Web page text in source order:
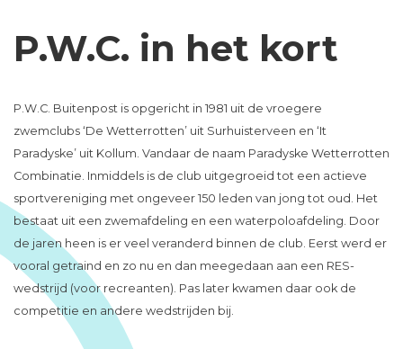
P.W.C. in het kort
P.W.C. Buitenpost is opgericht in 1981 uit de vroegere
zwemclubs ‘De Wetterrotten’ uit Surhuisterveen en ‘It
Paradyske’ uit Kollum. Vandaar de naam Paradyske Wetterrotten
Combinatie. Inmiddels is de club uitgegroeid tot een actieve
sportvereniging met ongeveer 150 leden van jong tot oud. Het
bestaat uit een zwemafdeling en een waterpoloafdeling. Door
de jaren heen is er veel veranderd binnen de club. Eerst werd er
vooral getraind en zo nu en dan meegedaan aan een RES-
wedstrijd (voor recreanten). Pas later kwamen daar ook de
competitie en andere wedstrijden bij.